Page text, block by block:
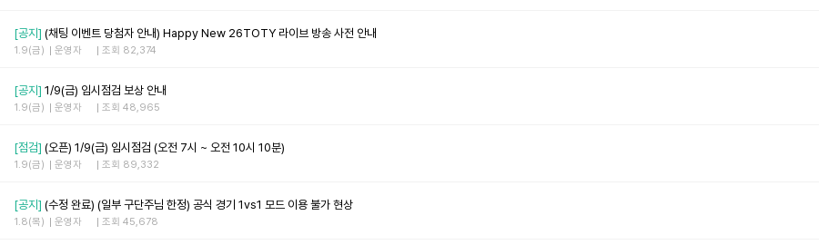
[공지] (채팅 이벤트 당첨자 안내) Happy New 26TOTY 라이브 방송 사전 안내
1.9(금) 운영자 조회 82,374
[공지] 1/9(금) 임시점검 보상 안내
1.9(금) 운영자 조회 48,965
[점검] (오픈) 1/9(금) 임시점검 (오전 7시 ~ 오전 10시 10분)
1.9(금) 운영자 조회 89,332
[공지] (수정 완료) (일부 구단주님 한정) 공식 경기 1vs1 모드 이용 불가 현상
1.8(목) 운영자 조회 45,678